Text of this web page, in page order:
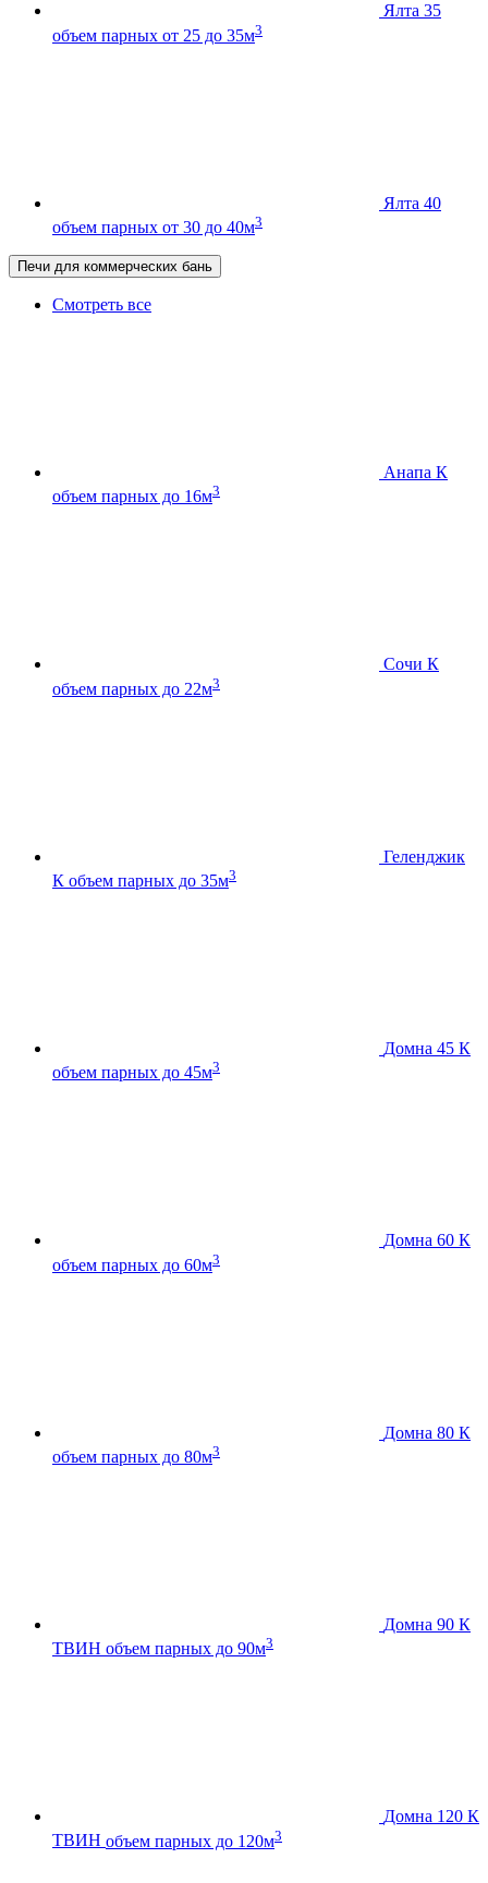
Ялта 35
объем парных от 25 до 35м3
Ялта 40
объем парных от 30 до 40м3
Печи для коммерческих бань
Смотреть все
Анапа К
объем парных до 16м3
Сочи К
объем парных до 22м3
Геленджик
К объем парных до 35м3
Домна 45 К
объем парных до 45м3
Домна 60 К
объем парных до 60м3
Домна 80 К
объем парных до 80м3
Домна 90 К
ТВИН объем парных до 90м3
Домна 120 К
ТВИН объем парных до 120м3